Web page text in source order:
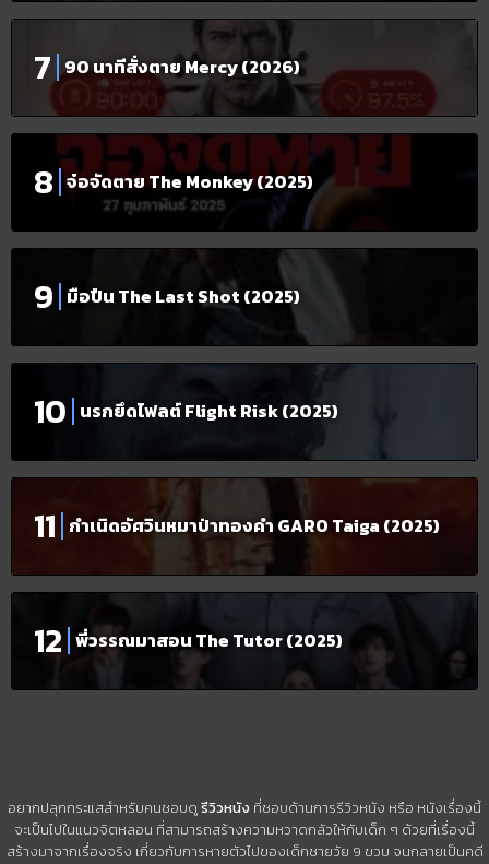
90 นาทีสั่งตาย Mercy (2026)
จ๋อจัดตาย The Monkey (2025)
มือปืน The Last Shot (2025)
นรกยึดไฟลต์ Flight Risk (2025)
กำเนิดอัศวินหมาป่าทองคำ GARO Taiga (2025)
พี่วรรณมาสอน The Tutor (2025)
อยากปลุกกระแสสำหรับคนชอบดูรีวิวหนัง ที่ชอบด้านการรีวิวหนัง หรือ หนังเรื่องนี้
จะเป็นไปในแนวจิตหลอน ที่สามารถสร้างความหวาดกลัวให้กับเด็ก ๆ ด้วยที่เรื่องนี้
สร้างมาจากเรื่องจริง เกี่ยวกับการหายตัวไปของเด็กชายวัย 9 ขวบ จนกลายเป็นคดี